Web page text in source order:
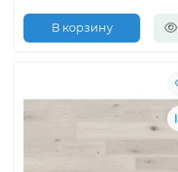
В корзину